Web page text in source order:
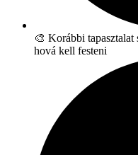
🎨 Korábbi
hová kell festeni